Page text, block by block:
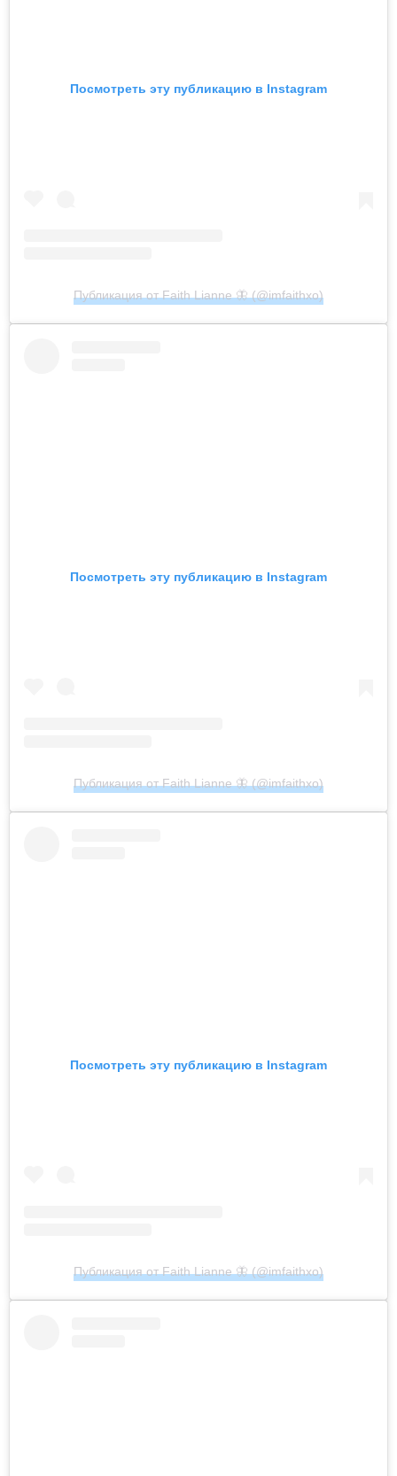
Посмотреть эту публикацию в Instagram
Публикация от Faith Lianne 🦋 (@imfaithxo)
Посмотреть эту публикацию в Instagram
Публикация от Faith Lianne 🦋 (@imfaithxo)
Посмотреть эту публикацию в Instagram
Публикация от Faith Lianne 🦋 (@imfaithxo)